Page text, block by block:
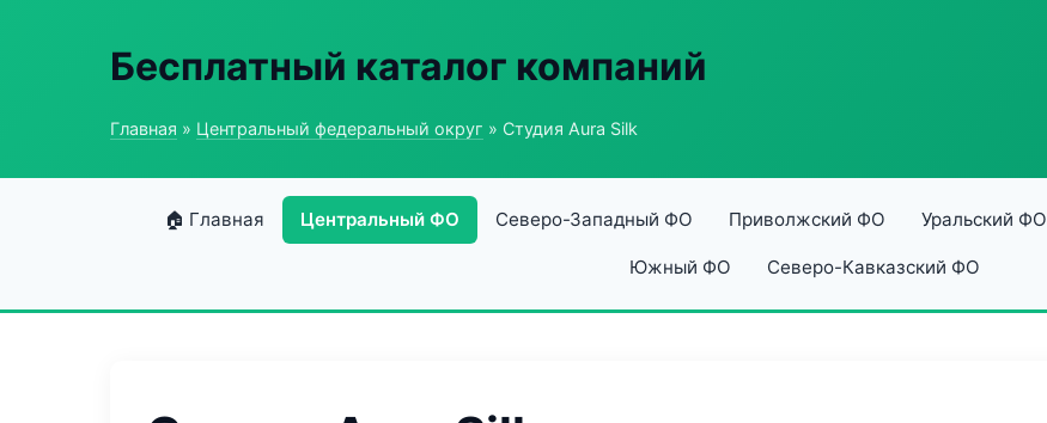
Бесплатный каталог компаний
Главная » Центральный федеральный округ » Студия Aura Silk
🏠 Главная Центральный ФО Северо-Западный ФО Приволжский ФО Уральский ФО
Южный ФО Северо-Кавказский ФО